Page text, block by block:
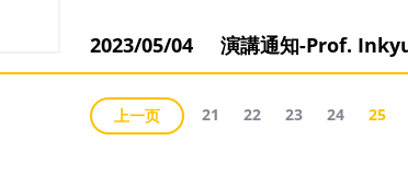
2023/05/04 演講通知-Prof.
上一页 21 22 23 24 25